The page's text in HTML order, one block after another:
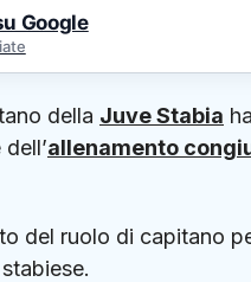
Google
della Juve Stabia
allenamento
del ruolo di capitano